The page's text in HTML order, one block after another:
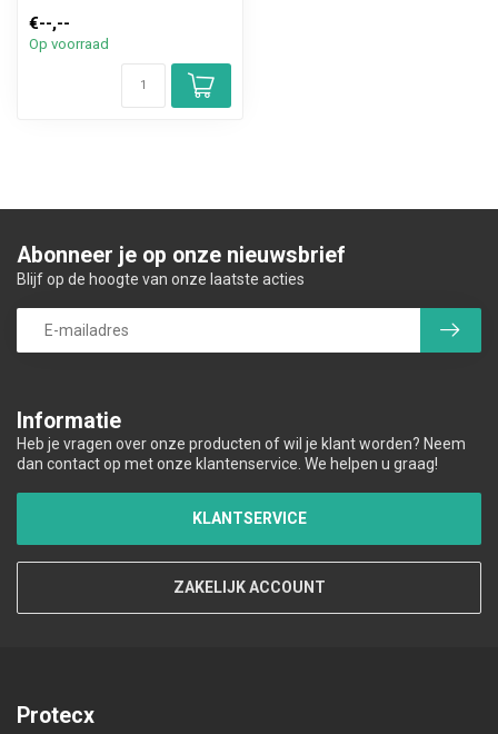
€--,--
Op voorraad
Informatie
Heb je vragen over onze producten of wil je klant worden? Neem
dan contact op met onze klantenservice. We helpen u graag!
KLANTSERVICE
ZAKELIJK ACCOUNT
Abonneer je op onze nieuwsbrief
Blijf op de hoogte van onze laatste acties
Protecx